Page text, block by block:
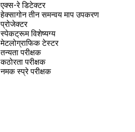
एक्स-रे डिटेक्टर
हेक्सागोन तीन समन्वय माप उपकरण
प्रोजेक्टर
स्पेकट्रूम विशेष्यग्य
मेटलोग्राफिक टेस्टर
तन्यता परीक्षक
कठोरता परीक्षक
नमक स्प्रे परीक्षक